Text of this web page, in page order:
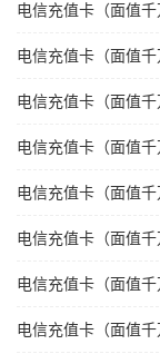
电信充值卡（面值
电信充值卡（面值
电信充值卡（面值
电信充值卡（面值
电信充值卡（面值
电信充值卡（面值
电信充值卡（面值
电信充值卡（面值